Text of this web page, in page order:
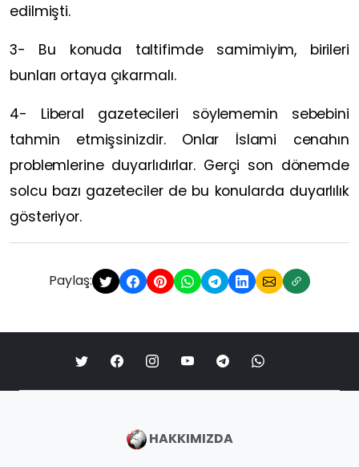
edilmişti.
3- Bu konuda taltifimde samimiyim, birileri
bunları ortaya çıkarmalı.
4- Liberal gazetecileri söylememin sebebini
tahmin etmişsinizdir. Onlar İslami cenahın
problemlerine duyarlıdırlar. Gerçi son dönemde
solcu bazı gazeteciler de bu konularda duyarlılık
gösteriyor.
Paylaş:
HAKKIMIZDA